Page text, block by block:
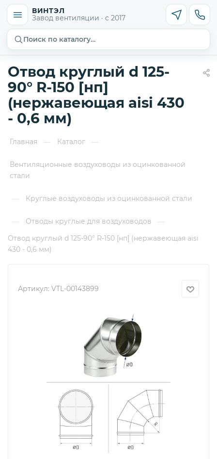
ВИНТЭЛ
Завод вентиляции · с 2017
Поиск по каталогу…
Отвод круглый d 125-
90° R-150 [нп]
(нержавеющая aisi 430
- 0,6 мм)
Главная — Каталог —
Вентиляционные воздуховоды из оцинкованной
стали
— Круглые воздуховоды из оцинкованной стали
— Отводы круглые для воздуховодов
—
Отвод круглый d 125-90° R-150 [нп] (нержавеющая aisi
430 - 0,6 мм)
Артикул: VTL-00143899